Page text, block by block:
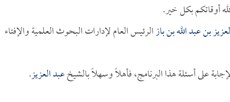
أوقاتكم بكل خير.
بن عبد الله بن بازالرئيس العام لإدارات البحوث العلمية والإفتاء
على أسئلة هذا البرنامج، فأهلاً وسهلاً بالشيخعبد العزيز.